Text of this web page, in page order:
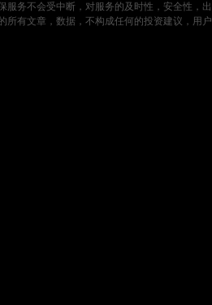
服务不会受中断，对服务的及时性，安全性，
所有文章，数据，不构成任何的投资建议，用